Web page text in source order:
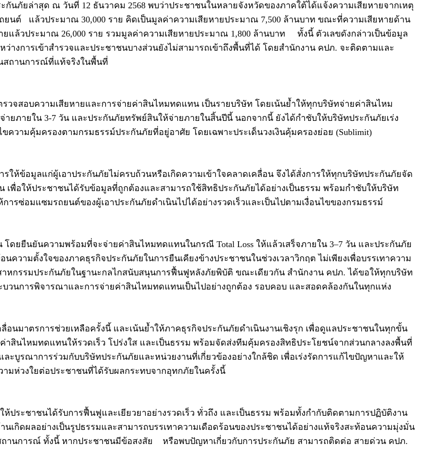
กันภัยล่าสุด ณ วันที่ 12 ธันวาคม 2568 พบว่าประชาชนในหลายจังหวัดของภาคใต้ได้แจ้งความเสียหายจากเหตุ
ยนต์ แล้วประมาณ 30,000 ราย คิดเป็นมูลค่าความเสียหายประมาณ 7,500 ล้านบาท ขณะที่ความเสียหายด้าน
แล้วประมาณ 26,000 ราย รวมมูลค่าความเสียหายประมาณ 1,800 ล้านบาท ทั้งนี้ ตัวเลขดังกล่าวเป็นข้อมูล
างการเข้าสำรวจและประชาชนบางส่วนยังไม่สามารถเข้าถึงพื้นที่ได้ โดยสำนักงาน คปภ. จะติดตามและ
สถานการณ์ที่แท้จริงในพื้นที่
วจสอบความเสียหายและการจ่ายค่าสินไหมทดแทน เป็นรายบริษัท โดยเน้นย้ำให้ทุกบริษัทจ่ายค่าสินไหม
ายภายใน 3-7 วัน และประกันภัยทรัพย์สินให้จ่ายภายในสิ้นปีนี้ นอกจากนี้ ยังได้กำชับให้บริษัทประกันภัยเร่ง
ความคุ้มครองตามกรมธรรม์ประกันภัยที่อยู่อาศัย โดยเฉพาะประเด็นวงเงินคุ้มครองย่อย (Sublimit)
รให้ข้อมูลแก่ผู้เอาประกันภัยไม่ครบถ้วนหรือเกิดความเข้าใจคลาดเคลื่อน จึงได้สั่งการให้ทุกบริษัทประกันภัยจัด
เพื่อให้ประชาชนได้รับข้อมูลที่ถูกต้องและสามารถใช้สิทธิประกันภัยได้อย่างเป็นธรรม พร้อมกำชับให้บริษัท
ารซ่อมแซมรถยนต์ของผู้เอาประกันภัยดำเนินไปได้อย่างรวดเร็วและเป็นไปตามเงื่อนไขของกรมธรรม์
ดยยืนยันความพร้อมที่จะจ่ายค่าสินไหมทดแทนในกรณี Total Loss ให้แล้วเสร็จภายใน 3–7 วัน และประกันภัย
วามตั้งใจของภาคธุรกิจประกันภัยในการยืนเคียงข้างประชาชนในช่วงเวลาวิกฤต ไม่เพียงเพื่อบรรเทาความ
หกรรมประกันภัยในฐานะกลไกสนับสนุนการฟื้นฟูหลังภัยพิบัติ ขณะเดียวกัน สำนักงาน คปภ. ได้ขอให้ทุกบริษัท
บวนการพิจารณาและการจ่ายค่าสินไหมทดแทนเป็นไปอย่างถูกต้อง รอบคอบ และสอดคล้องกันในทุกแห่ง
อนมาตรการช่วยเหลือครั้งนี้ และเน้นย้ำให้ภาคธุรกิจประกันภัยดำเนินงานเชิงรุก เพื่อดูแลประชาชนในทุกขั้น
าสินไหมทดแทนให้รวดเร็ว โปร่งใส และเป็นธรรม พร้อมจัดส่งทีมคุ้มครองสิทธิประโยชน์จากส่วนกลางลงพื้นที่
ะบูรณาการร่วมกับบริษัทประกันภัยและหน่วยงานที่เกี่ยวข้องอย่างใกล้ชิด เพื่อเร่งรัดการแก้ไขปัญหาและให้
มห่วงใยต่อประชาชนที่ได้รับผลกระทบจากอุทกภัยในครั้งนี้
ประชาชนได้รับการฟื้นฟูและเยียวยาอย่างรวดเร็ว ทั่วถึง และเป็นธรรม พร้อมทั้งกำกับติดตามการปฏิบัติงาน
เกิดผลอย่างเป็นรูปธรรมและสามารถบรรเทาความเดือดร้อนของประชาชนได้อย่างแท้จริงสะท้อนความมุ่งมั่น
ถานการณ์ ทั้งนี้ หากประชาชนมีข้อสงสัย หรือพบปัญหาเกี่ยวกับการประกันภัย สามารถติดต่อ สายด่วน คปภ.